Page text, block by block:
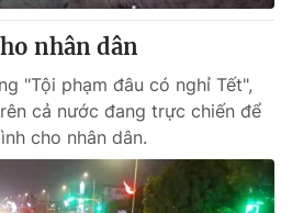
nhân dân
"Tội phạm đâu có nghỉ Tết",
cả nước đang trực chiến để
cho nhân dân.